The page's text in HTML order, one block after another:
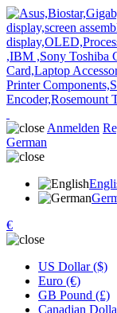
Anmelden
German
€
US Dollar ($)
Euro (€)
GB Pound (£)
Canadian